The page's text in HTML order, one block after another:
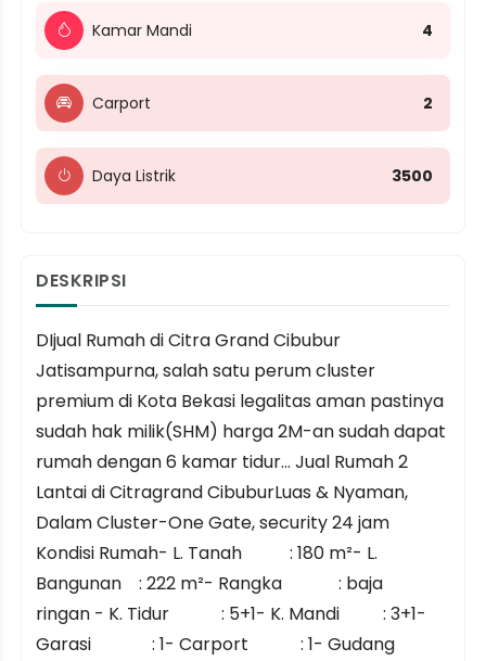
Kamar Mandi 4
Carport 2
Daya Listrik 3500
DESKRIPSI
DIjual Rumah di Citra Grand Cibubur
Jatisampurna, salah satu perum cluster
premium di Kota Bekasi legalitas aman pastinya
sudah hak milik(SHM) harga 2M-an sudah dapat
rumah dengan 6 kamar tidur... Jual Rumah 2
Lantai di Citragrand CibuburLuas & Nyaman,
Dalam Cluster-One Gate, security 24 jam
Kondisi Rumah- L. Tanah : 180 m²- L.
Bangunan : 222 m²- Rangka : baja
ringan - K. Tidur : 5+1- K. Mandi : 3+1-
Garasi : 1- Carport : 1- Gudang